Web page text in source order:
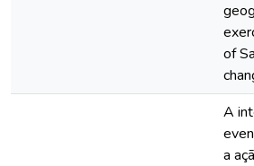
of
A
a